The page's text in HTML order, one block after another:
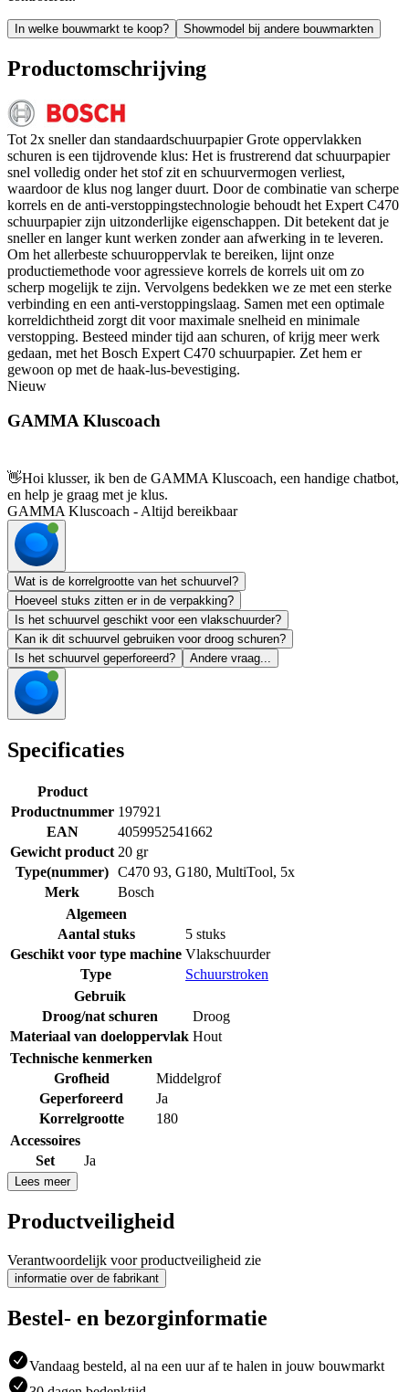
In welke bouwmarkt te koop? Showmodel bij andere bouwmarkten
Productomschrijving
Tot 2x sneller dan standaardschuurpapier Grote oppervlakken
schuren is een tijdrovende klus: Het is frustrerend dat schuurpapier
snel volledig onder het stof zit en schuurvermogen verliest,
waardoor de klus nog langer duurt. Door de combinatie van scherpe
korrels en de anti-verstoppingstechnologie behoudt het Expert C470
schuurpapier zijn uitzonderlijke eigenschappen. Dit betekent dat je
sneller en langer kunt werken zonder aan afwerking in te leveren.
Om het allerbeste schuuroppervlak te bereiken, lijnt onze
productiemethode voor agressieve korrels de korrels uit om zo
scherp mogelijk te zijn. Vervolgens bedekken we ze met een sterke
verbinding en een anti-verstoppingslaag. Samen met een optimale
korreldichtheid zorgt dit voor maximale snelheid en minimale
verstopping. Besteed minder tijd aan schuren, of krijg meer werk
gedaan, met het Bosch Expert C470 schuurpapier. Zet hem er
gewoon op met de haak-lus-bevestiging.
Nieuw
GAMMA Kluscoach
👋Hoi klusser, ik ben de GAMMA Kluscoach, een handige chatbot,
en help je graag met je klus.
GAMMA Kluscoach - Altijd bereikbaar
Wat is de korrelgrootte van het schuurvel?
Hoeveel stuks zitten er in de verpakking?
Is het schuurvel geschikt voor een vlakschuurder?
Kan ik dit schuurvel gebruiken voor droog schuren?
Is het schuurvel geperforeerd?
Andere vraag...
Specificaties
Product
Productnummer 197921
EAN
4059952541662
Gewicht product 20 gr
Type(nummer) C470 93, G180, MultiTool, 5x
Merk
Bosch
Algemeen
Aantal stuks
5 stuks
Geschikt voor type machine Vlakschuurder
Type
Schuurstroken
Gebruik
Droog/nat schuren
Droog
Materiaal van doeloppervlak Hout
Technische kenmerken
Grofheid
Middelgrof
Geperforeerd
Ja
Korrelgrootte
180
Accessoires
Set
Ja
Lees meer
Productveiligheid
Verantwoordelijk voor productveiligheid zie
informatie over de fabrikant
Bestel- en bezorginformatie
Vandaag besteld, al na een uur af te halen in jouw bouwmarkt